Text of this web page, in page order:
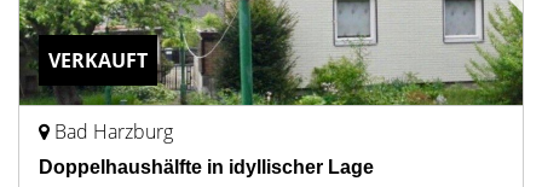
VERKAUFT
Bad Harzburg
Doppelhaushälfte in idyllischer Lage